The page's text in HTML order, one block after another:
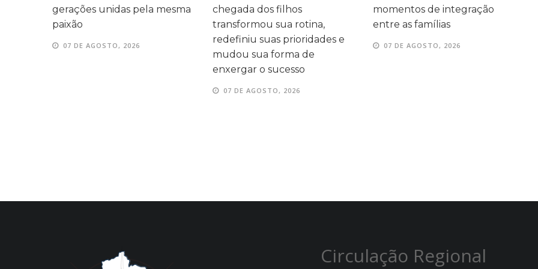
chegada dos filhos
transformou sua rotina,
momentos de integração
entre as famílias
07 DE AGOSTO, 2026
Matemática
07 DE AGOSTO, 2026
Circulação Regional